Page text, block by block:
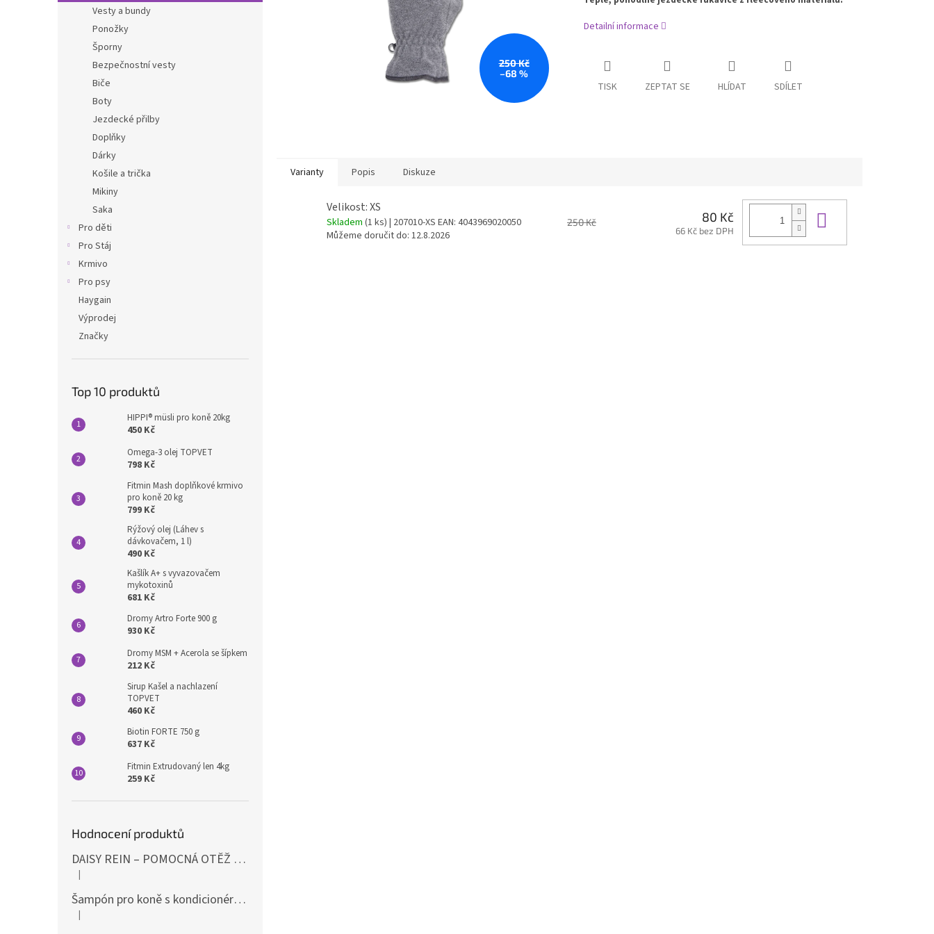
n
Vesty a bundy
Ponožky
Šporny
Bezpečnostní vesty
Biče
Boty
Jezdecké přilby
Doplňky
Dárky
Košile a trička
Mikiny
Saka
Pro děti
Pro Stáj
Krmivo
Pro psy
Haygain
Výprodej
Značky
Top 10 produktů
HIPPI® müsli pro koně 20kg
450 Kč
Omega-3 olej TOPVET
798 Kč
Fitmin Mash doplňkové krmivo
pro koně 20 kg
799 Kč
Rýžový olej (Láhev s
dávkovačem, 1 l)
490 Kč
Kašlík A+ s vyvazovačem
mykotoxinů
681 Kč
Dromy Artro Forte 900 g
930 Kč
Dromy MSM + Acerola se šípkem
212 Kč
Sirup Kašel a nachlazení
TOPVET
460 Kč
Biotin FORTE 750 g
637 Kč
Fitmin Extrudovaný len 4kg
259 Kč
Hodnocení produktů
DAISY REIN – POMOCNÁ OTĚŽ PROTI STAHOVÁNÍ HLAVY DOLŮ ČERNÁ SHIRES
Hodnocení produktu je 5 z 5 hvězdiček.
|
Šampón pro koně s kondicionérem 500ml Waldhausen
Hodnocení produktu je 5 z 5 hvězdiček.
|
250 Kč
–68 %
Detailní informace
TISK ZEPTAT SE HLÍDAT SDÍLET
Varianty Popis Diskuze
Velikost: XS
Skladem (1 ks) | 207010-XS EAN: 4043969020050
Můžeme doručit do: 12.8.2026
250 Kč 80 Kč
66 Kč bez DPH